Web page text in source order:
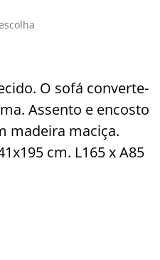
O sofá converte-
Assento e encosto
madeira maciça.
cm. L165 x A85